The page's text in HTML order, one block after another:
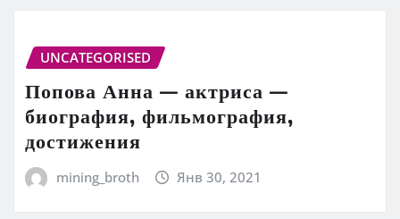
UNCATEGORISED
Попова Анна — актриса —
биография, фильмография,
достижения
mining_broth Янв 30, 2021